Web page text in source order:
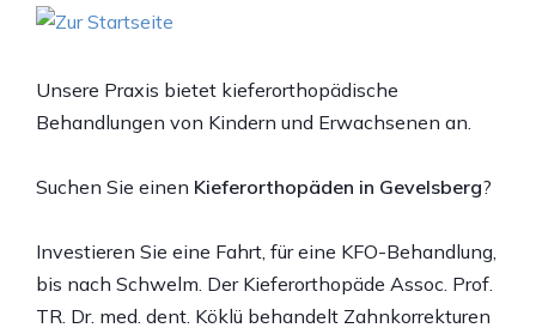
Unsere Praxis bietet kieferorthopädische
Behandlungen von Kindern und Erwachsenen an.
Suchen Sie einen Kieferorthopäden in Gevelsberg?
Investieren Sie eine Fahrt, für eine KFO-Behandlung,
bis nach Schwelm. Der Kieferorthopäde Assoc. Prof.
TR. Dr. med. dent. Köklü behandelt Zahnkorrekturen